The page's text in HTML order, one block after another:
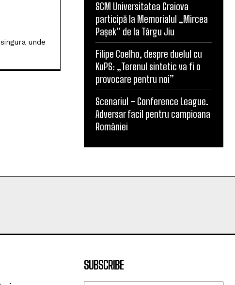
unde
SCM Universitatea Craiova
participă la Memorialul „Mircea
Pașek” de la Târgu Jiu
Filipe Coelho, despre duelul cu
KuPS: „Terenul sintetic va fi o
provocare pentru noi”
Scenariul – Conference League.
Adversar facil pentru campioana
României
SUBSCRIBE